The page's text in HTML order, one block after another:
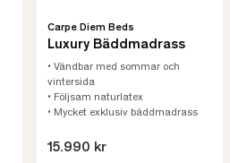
Carpe Diem Beds
Luxury Bäddmadrass
• Vändbar med sommar och
vintersida
• Följsam naturlatex
• Mycket exklusiv bäddmadrass
15.990 kr